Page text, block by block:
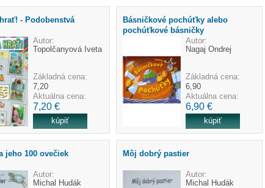
- Podobenstvá
Autor:
Topolčanyová Iveta
Základná cena:
7,20
Aktuálna cena:
7,20 €
Básničkové pochúťky alebo
pochúťkové básničky
Autor:
Nagaj Ondrej
Základná cena:
6,90
Aktuálna cena:
6,90 €
jeho 100 ovečiek
Autor:
Michal Hudák
Môj dobrý pastier
Autor:
Michal Hudák